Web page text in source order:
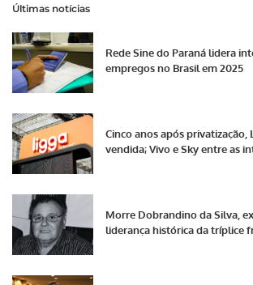
Últimas notícias
Rede Sine do Paraná lidera
empregos no Brasil em 2025
Cinco anos após privatização,
vendida; Vivo e Sky entre as
Morre Dobrandino da Silva,
liderança histórica da tríplice